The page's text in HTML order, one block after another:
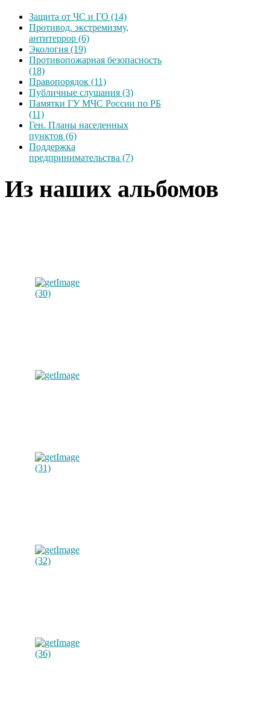
Защита от ЧС и ГО (14)
Противод. экстремизму,
антитеррор (6)
Экология (19)
Противопожарная безопасность
(18)
Правопорядок (11)
Публичные слушания (3)
Памятки ГУ МЧС России по РБ
(11)
Ген. Планы населенных
пунктов (6)
Поддержка
предпринимательства (7)
Из наших альбомов